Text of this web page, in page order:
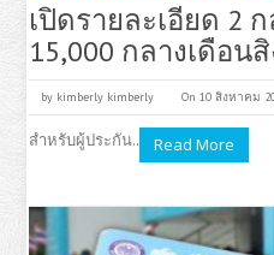
เปิดรายละเอียด 2
15,000 กลางเดือน
by kimberly kimberly On 10 สิงหาคม
สำหรับผู้ประกัน.. Read More